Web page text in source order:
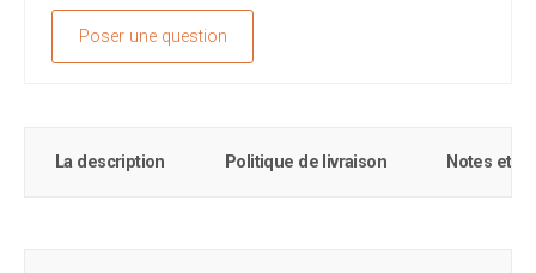
Poser une question
La description Politique de livraison Notes et